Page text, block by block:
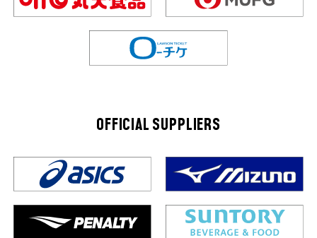
OFFICIAL SUPPLIERS